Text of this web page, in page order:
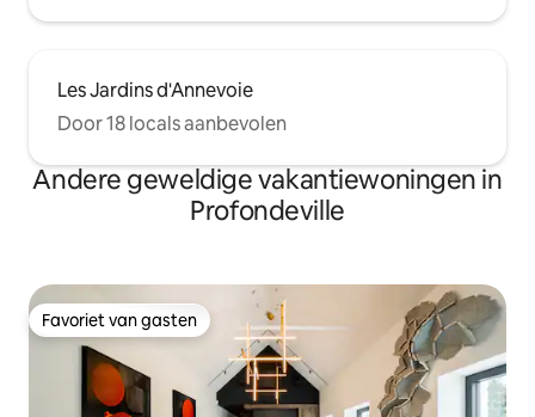
Les Jardins d'Annevoie
Door 18 locals aanbevolen
Andere geweldige vakantiewoningen in
Profondeville
Favoriet van gasten
Favoriet van gasten